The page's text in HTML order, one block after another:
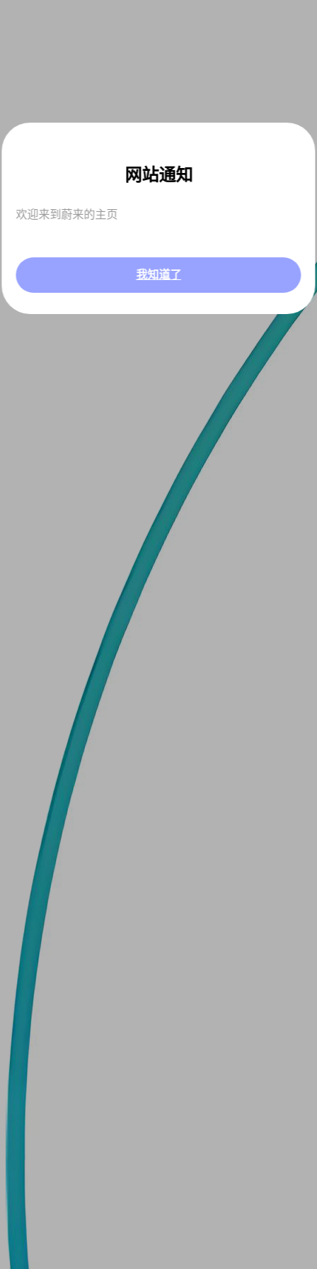
网站通知
欢迎来到蔚来的主页
我知道了